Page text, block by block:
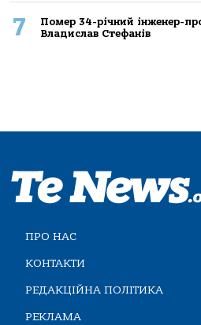
7
Помер 34-річний інженер-
Владислав Стефанів
ПРО НАС
КОНТАКТИ
РЕДАКЦІЙНА ПОЛІТИКА
РЕКЛАМА